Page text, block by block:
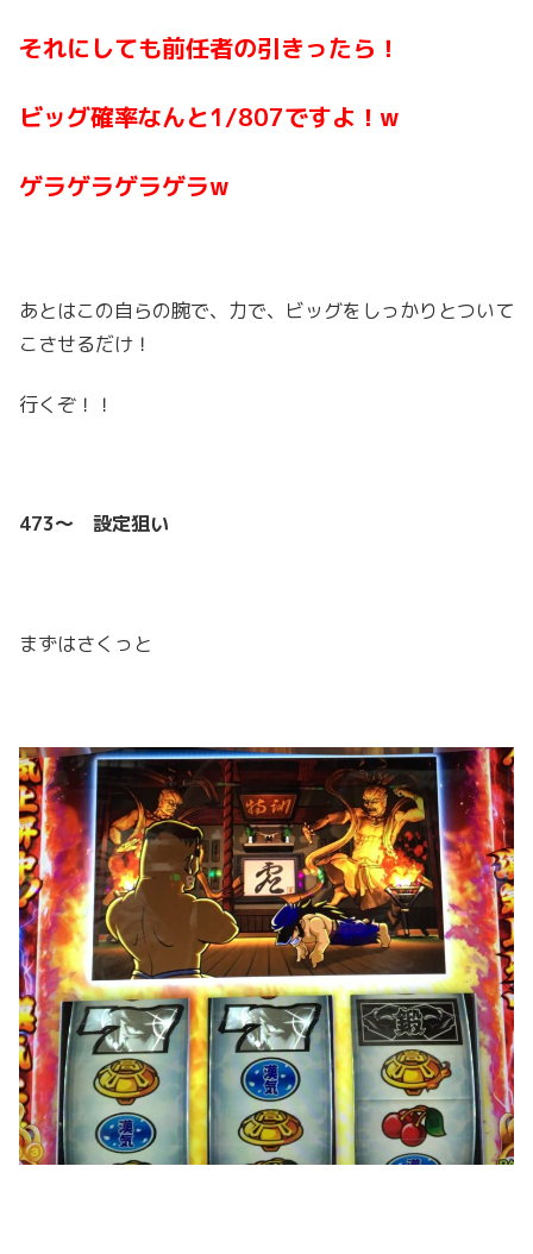
それにしても前任者の引きったら！
ビッグ確率なんと1/807ですよ！w
ゲラゲラゲラゲラw
あとはこの自らの腕で、力で、ビッグをしっかりとついて
こさせるだけ！
行くぞ！！
473～ 設定狙い
まずはさくっと